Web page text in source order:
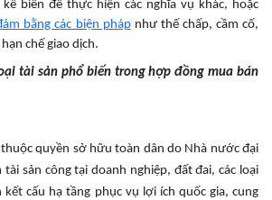
kê biên để thực hiện các nghĩa vụ khác, hoặc
bằng các biện phápnhư thế chấp, cầm cố,
chế giao dịch.
tài sản phổ biến trong hợp đồng mua bán
quyền sở hữu toàn dân do Nhà nước đại
sản công tại doanh nghiệp, đất đai, các loại
cấu hạ tầng phục vụ lợi ích quốc gia, cung